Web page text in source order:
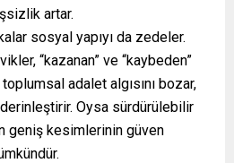
artar.
sosyal yapıyı da zedeler.
“kazanan” ve “kaybeden”
adalet algısını bozar,
Oysa sürdürülebilir
geniş kesimlerinin güven